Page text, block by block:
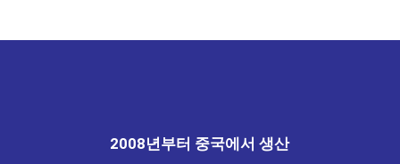
2008년부터 중국에서 생산